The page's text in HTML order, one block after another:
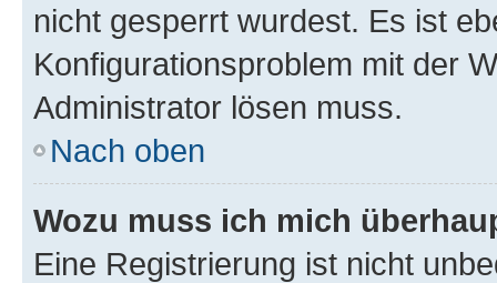
nicht gesperrt wurdest. Es ist
Konfigurationsproblem mit der
Administrator lösen muss.
Nach oben
Wozu muss ich mich
Eine Registrierung ist nicht